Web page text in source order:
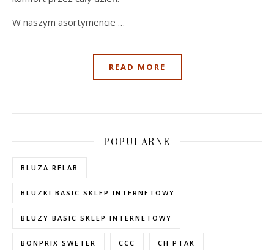
W naszym asortymencie …
READ MORE
POPULARNE
BLUZA RELAB
BLUZKI BASIC SKLEP INTERNETOWY
BLUZY BASIC SKLEP INTERNETOWY
BONPRIX SWETER CCC CH PTAK